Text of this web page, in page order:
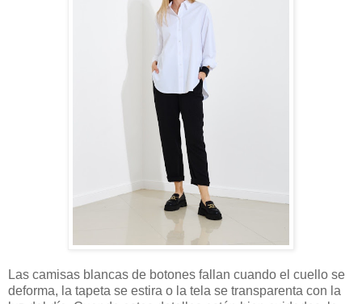
Las camisas blancas de botones fallan cuando el cuello se
deforma, la tapeta se estira o la tela se transparenta con la